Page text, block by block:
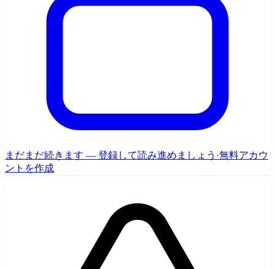
まだまだ続きます — 登録して読み進めましょう ·無料アカウ
ントを作成